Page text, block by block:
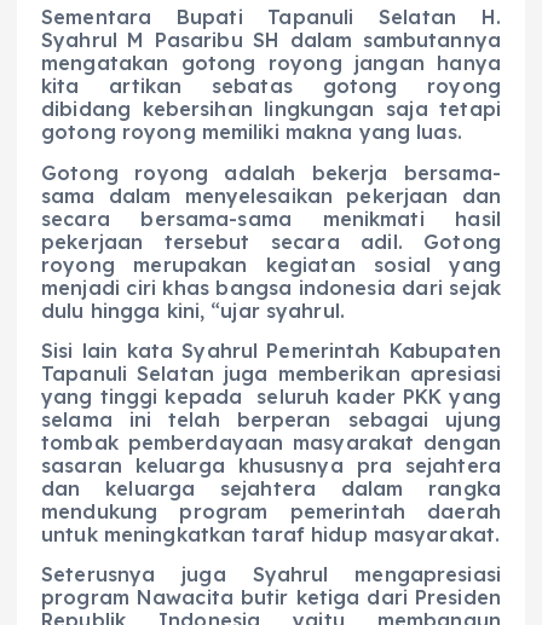
Sementara Bupati Tapanuli Selatan H.
Syahrul M Pasaribu SH dalam sambutannya
mengatakan gotong royong jangan hanya
kita artikan sebatas gotong royong
dibidang kebersihan lingkungan saja tetapi
gotong royong memiliki makna yang luas.
Gotong royong adalah bekerja bersama-
sama dalam menyelesaikan pekerjaan dan
secara bersama-sama menikmati hasil
pekerjaan tersebut secara adil. Gotong
royong merupakan kegiatan sosial yang
menjadi ciri khas bangsa indonesia dari sejak
dulu hingga kini, “ujar syahrul.
Sisi lain kata Syahrul Pemerintah Kabupaten
Tapanuli Selatan juga memberikan apresiasi
yang tinggi kepada seluruh kader PKK yang
selama ini telah berperan sebagai ujung
tombak pemberdayaan masyarakat dengan
sasaran keluarga khususnya pra sejahtera
dan keluarga sejahtera dalam rangka
mendukung program pemerintah daerah
untuk meningkatkan taraf hidup masyarakat.
Seterusnya juga Syahrul mengapresiasi
program Nawacita butir ketiga dari Presiden
Republik Indonesia yaitu membangun